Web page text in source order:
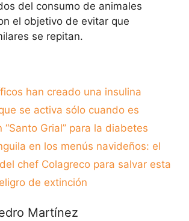
del consumo de animales
el objetivo de evitar que
se repitan.
han creado una insulina
se activa sólo cuando es
“Santo Grial” para la diabetes
en los menús navideños: el
chef Colagreco para salvar esta
de extinción
Martínez